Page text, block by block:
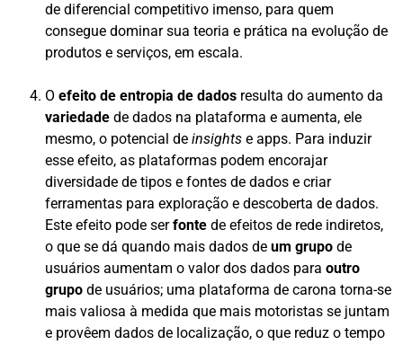
de diferencial competitivo imenso, para quem
consegue dominar sua teoria e prática na evolução de
produtos e serviços, em escala.
O efeito de entropia de dados resulta do aumento da
variedade de dados na plataforma e aumenta, ele
mesmo, o potencial de insights e apps. Para induzir
esse efeito, as plataformas podem encorajar
diversidade de tipos e fontes de dados e criar
ferramentas para exploração e descoberta de dados.
Este efeito pode serfonte de efeitos de rede indiretos,
o que se dá quando mais dados de um grupo de
usuários aumentam o valor dos dados para outro
grupo de usuários; uma plataforma de carona torna-se
mais valiosa à medida que mais motoristas se juntam
e provêem dados de localização, o que reduz o tempo